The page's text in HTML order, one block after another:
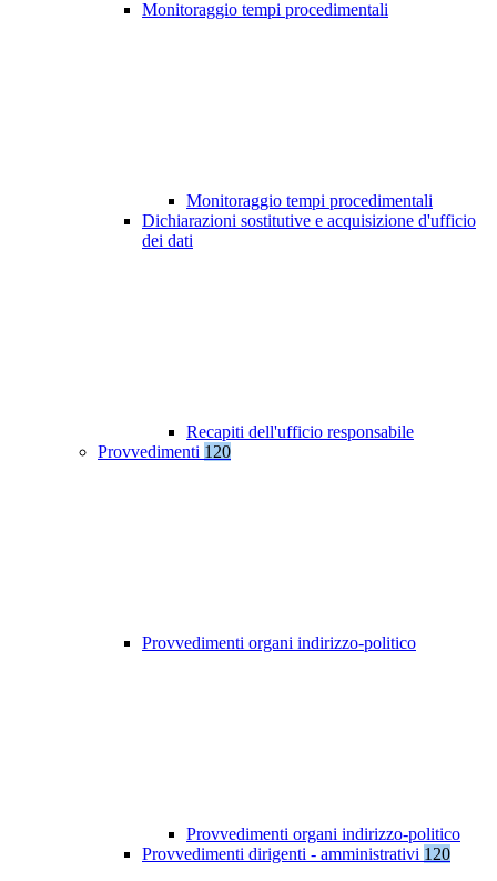
Monitoraggio tempi procedimentali
Monitoraggio tempi procedimentali
Dichiarazioni sostitutive e acquisizione d'ufficio
dei dati
Recapiti dell'ufficio responsabile
Provvedimenti 120
Provvedimenti organi indirizzo-politico
Provvedimenti organi indirizzo-politico
Provvedimenti dirigenti - amministrativi 120